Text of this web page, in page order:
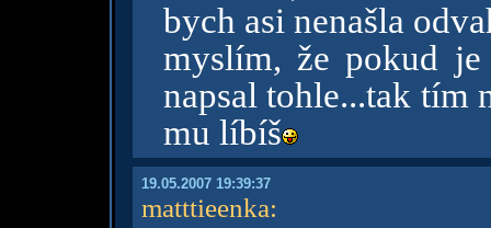
bych asi nenašla
myslím, že pokud
napsal tohle...tak tím
mu líbíš
19.05.2007 19:39:37
matttieenka: